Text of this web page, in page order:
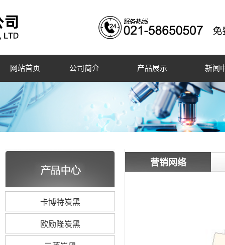
网站首页 公司简介 产品展示 新闻
卡博特炭黑
欧励隆炭黑
营销网络